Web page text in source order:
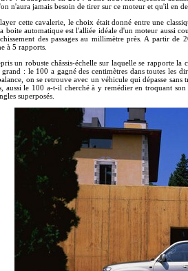
n'aura jamais besoin de tirer sur ce moteur et qu'il en
cette cavalerie, le choix était donné entre une
boite automatique est l'alliée idéale d'un moteur aussi
des passages au millimètre près. A partir
à 5 rapports.
un robuste châssis-échelle sur laquelle se rapporte
: le 100 a gagné des centimètres dans toutes les
on se retrouve avec un véhicule qui dépasse
aussi le 100 a-t-il cherché à y remédier en troquant
superposés.